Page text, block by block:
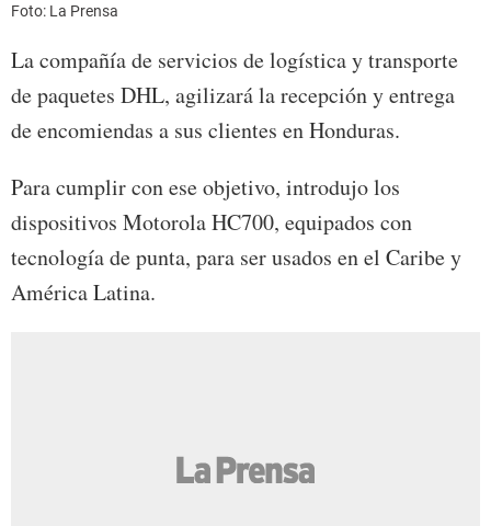
Foto: La Prensa
La compañía de servicios de logística y transporte
de paquetes DHL, agilizará la recepción y entrega
de encomiendas a sus clientes en Honduras.
Para cumplir con ese objetivo, introdujo los
dispositivos Motorola HC700, equipados con
tecnología de punta, para ser usados en el Caribe y
América Latina.